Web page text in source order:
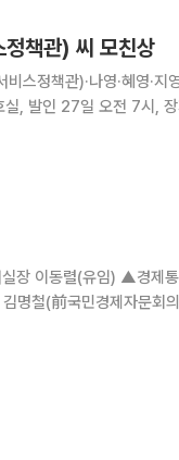
책관) 씨 모친상
스정책관)·나영·혜영·
, 발인 27일 오전 7시,
명철(前국민경제자문